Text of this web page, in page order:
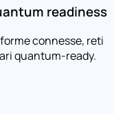
readiness
connesse, reti
quantum-ready.